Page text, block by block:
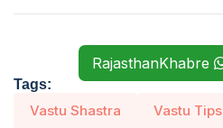
RajasthanKhabre
Tags:
Vastu Shastra Vastu Tips